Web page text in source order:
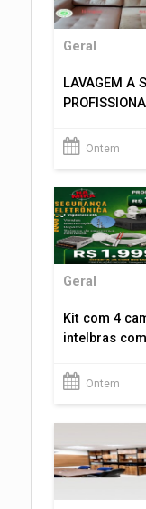
Geral
LAVAGEM A
Ontem
Geral
Kit com 4
intelbras
Ontem